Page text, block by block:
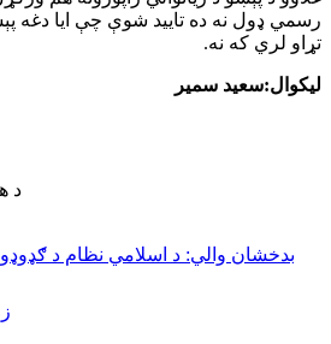
رسمي ډول نه ده تایید شوې چې ایا دغه
تړاو لري که نه.
لیکوال:سعید سمیر
د
بدخشان والي: د اسلامي نظام د
۱۸